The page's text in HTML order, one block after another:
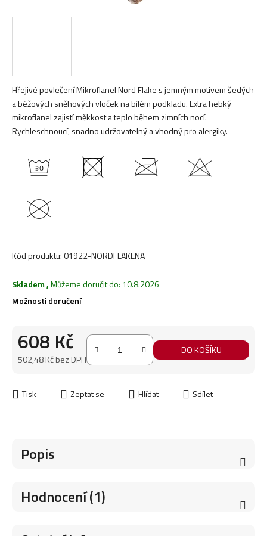
Hřejivé povlečení Mikroflanel Nord Flake s jemným motivem šedých
a béžových sněhových vloček na bílém podkladu. Extra hebký
mikroflanel zajistí měkkost a teplo během zimních nocí.
Rychleschnoucí, snadno udržovatelný a vhodný pro alergiky.
Kód produktu:01922-NORDFLAKENA
Skladem,Můžeme doručit do: 10.8.2026
Možnosti doručení
608 Kč
502,48 Kč bez DPH
DO KOŠÍKU
Tisk Zeptat se Hlídat Sdílet
Popis
Hodnocení (1)